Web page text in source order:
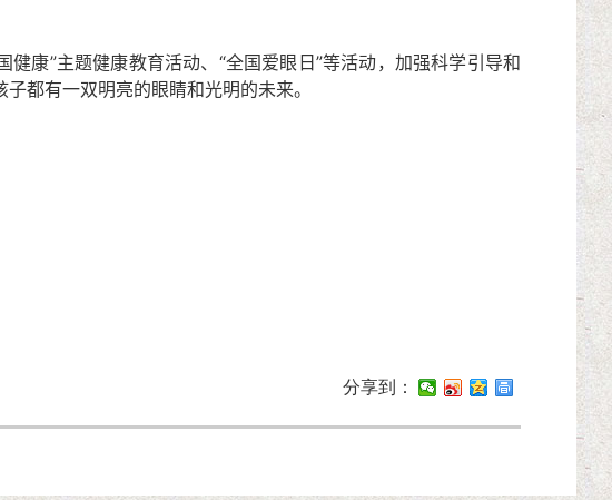
康”主题健康教育活动、“全国爱眼日”等活动，加强科学引导和
都有一双明亮的眼睛和光明的未来。
分享到：